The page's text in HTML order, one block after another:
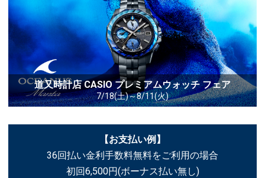
道又時計店 CASIO プレミアムウォッチ フェア
7/18(土)～8/11(火)
【お支払い例】
36回払い金利手数料無料をご利用の場合
初回6,500円(ボーナス払い無し)